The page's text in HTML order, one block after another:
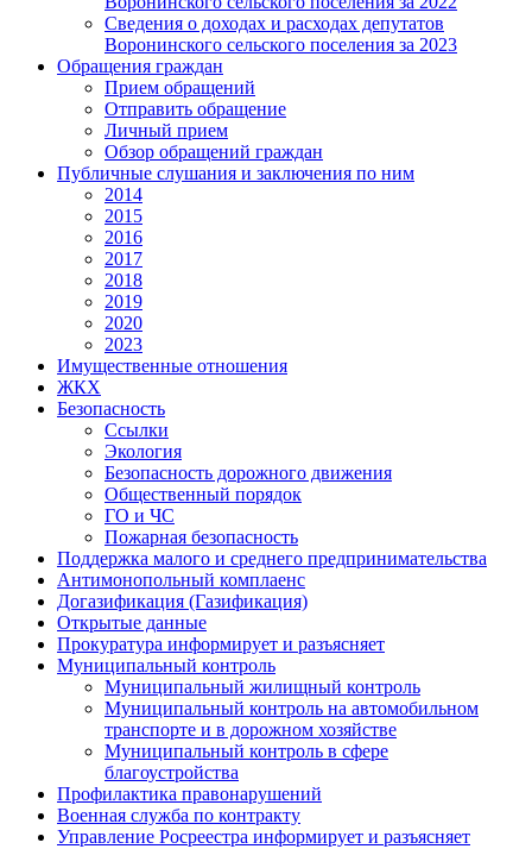
Сведения о доходах и расходах депутатов
Воронинского сельского поселения за 2023
Обращения граждан
Прием обращений
Отправить обращение
Личный прием
Обзор обращений граждан
Публичные слушания и заключения по ним
2014
2015
2016
2017
2018
2019
2020
2023
Имущественные отношения
ЖКХ
Безопасность
Ссылки
Экология
Безопасность дорожного движения
Общественный порядок
ГО и ЧС
Пожарная безопасность
Поддержка малого и среднего предпринимательства
Антимонопольный комплаенс
Догазификация (Газификация)
Открытые данные
Прокуратура информирует и разъясняет
Муниципальный контроль
Муниципальный жилищный контроль
Муниципальный контроль на автомобильном
транспорте и в дорожном хозяйстве
Муниципальный контроль в сфере
благоустройства
Профилактика правонарушений
Военная служба по контракту
Управление Росреестра информирует и разъясняет